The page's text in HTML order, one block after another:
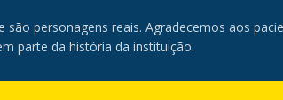
personagens reais. Agradecemos aos
parte da história da instituição.